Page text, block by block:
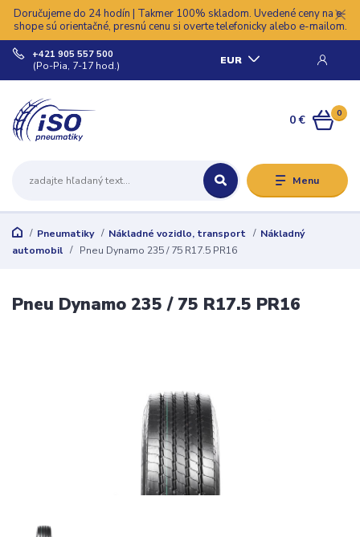
Doručujeme do 24 hodín | Takmer 100% skladom. Uvedené ceny na e-
shope sú orientačné, presnú cenu si overte telefonicky alebo e-mailom.
Menu
EUR
+421 905 557 500
(Po-Pia, 7-17 hod.)
0
0 €
Pneumatiky Nákladné vozidlo, transport
Nákladný
automobil
Pneu Dynamo 235 / 75 R17.5 PR16
Pneu Dynamo 235 / 75 R17.5 PR16